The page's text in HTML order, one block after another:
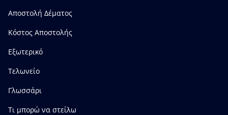
Αποστολή Δέματος
Κόστος Αποστολής
Εξωτερικό
Τελωνείο
Γλωσσάρι
Τι μπορώ να στείλω